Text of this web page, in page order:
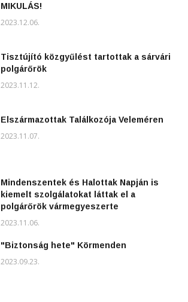
MIKULÁS!
2023.12.06.
Tisztújító közgyűlést tartottak a sárvári
polgárőrök
2023.11.12.
Elszármazottak Találkozója Veleméren
2023.11.07.
Mindenszentek és Halottak Napján is
kiemelt szolgálatokat láttak el a
polgárőrök vármegyeszerte
2023.11.06.
"Biztonság hete" Körmenden
2023.09.23.